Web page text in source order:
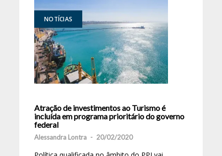
NOTÍCIAS
Atração de investimentos ao Turismo é
incluída em programa prioritário do governo
federal
Alessandra Lontra - 20/02/2020